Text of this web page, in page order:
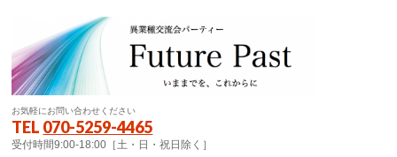
お気軽にお問い合わせください
TEL 070-5259-4465
受付時間9:00-18:00［土・日・祝日除く］